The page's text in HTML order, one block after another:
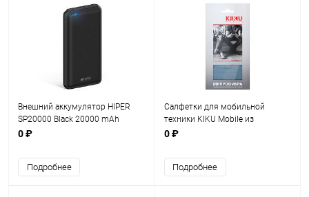
Внешний аккумулятор HIPER
SP20000 Black 20000 mAh
0 ₽
Подробнее
Салфетки для мобильной
техники KIKU Mobile из
микрофибры (арт. 006)
0 ₽
Подробнее